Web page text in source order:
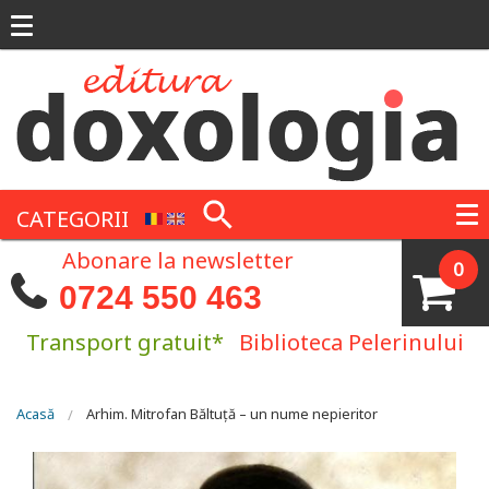
CATEGORII
0
Abonare la newsletter
0724 550 463
Transport gratuit* Biblioteca Pelerinului
Eşti aici
Acasă Arhim. Mitrofan Băltuță – un nume nepieritor